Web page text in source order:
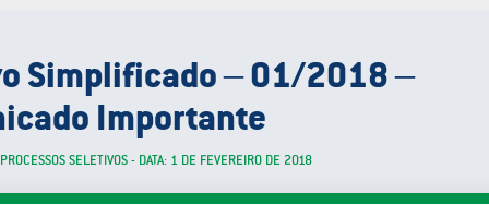
Simplificado – 01/2018 –
Importante
SELETIVOS - DATA: 1 DE FEVEREIRO DE 2018